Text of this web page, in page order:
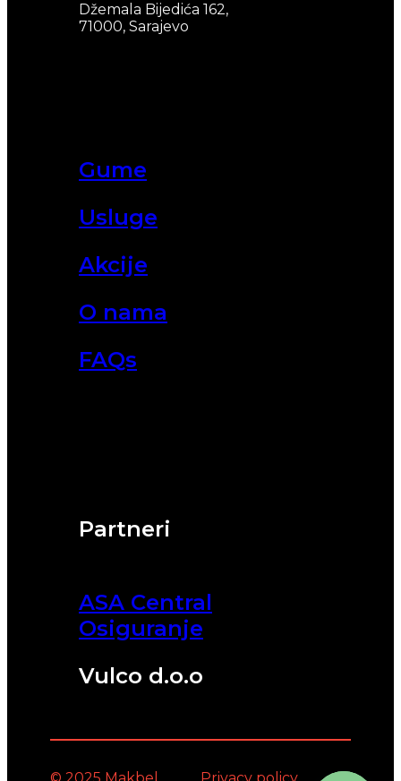
Partneri
ASA Central
Osiguranje
Vulco d.o.o
Gume
Usluge
Akcije
O nama
FAQs
Džemala Bijedića 162,
71000, Sarajevo